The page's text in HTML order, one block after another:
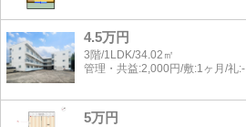
4.5万円
3階/1LDK/34.02㎡
管理・共益:2,000円/敷:1ヶ月/礼:-
5万円